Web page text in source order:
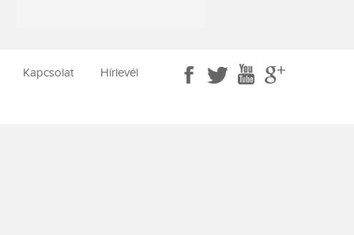
Kapcsolat Hírlevél